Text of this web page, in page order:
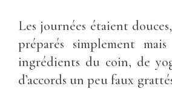
Les journées étaient
préparés simplement
ingrédients du coin, de
d’accords un peu faux